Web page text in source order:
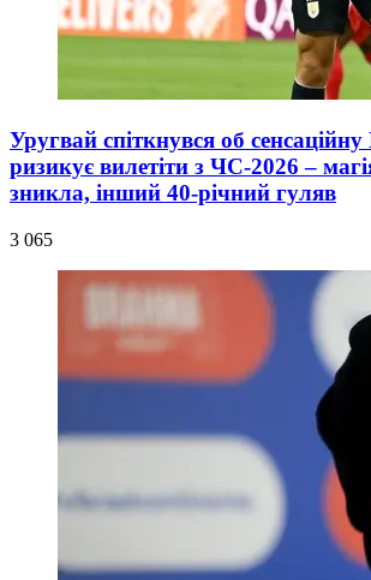
Уругвай спіткнувся об
ризикує вилетіти з ЧС-2026 –
зникла, інший 40-річний гуляв
3 065